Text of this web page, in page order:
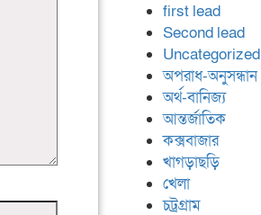
first lead
Second lead
Uncategorized
অপরাধ-অনুসন্ধান
অর্থ-বানিজ্য
আন্তর্জাতিক
কক্সবাজার
খাগড়াছড়ি
খেলা
চট্রগ্রাম